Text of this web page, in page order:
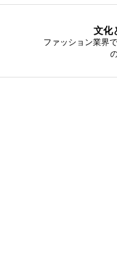
文化
ファッション業界